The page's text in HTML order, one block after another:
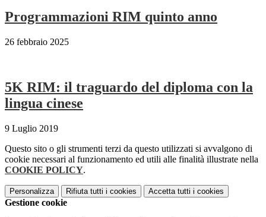
Programmazioni RIM quinto anno
26 febbraio 2025
5K RIM: il traguardo del diploma con la
lingua cinese
9 Luglio 2019
Questo sito o gli strumenti terzi da questo utilizzati si avvalgono di
cookie necessari al funzionamento ed utili alle finalità illustrate nella
COOKIE POLICY.
Personalizza Rifiuta tutti i cookies Accetta tutti i cookies
Gestione cookie